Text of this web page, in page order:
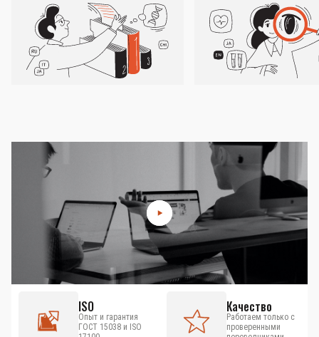
ISO
Опыт и гарантия
ГОСТ 15038 и ISO
Качество
Работаем только с
проверенными